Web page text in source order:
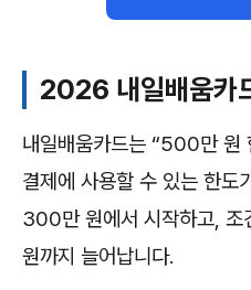
2026 내일배움카
내일배움카드는 “500만 원
결제에 사용할 수 있는 한도
300만 원에서 시작하고,
원까지 늘어납니다.